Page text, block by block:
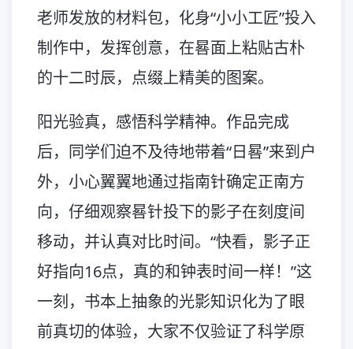
老师发放的材料包，化身“小小工匠”投入
制作中，发挥创意，在晷面上粘贴古朴
的十二时辰，点缀上精美的图案。
阳光验真，感悟科学精神。作品完成
后，同学们迫不及待地带着“日晷”来到户
外，小心翼翼地通过指南针确定正南方
向，仔细观察晷针投下的影子在刻度间
移动，并认真对比时间。“快看，影子正
好指向16点，真的和钟表时间一样！”这
一刻，书本上抽象的光影知识化为了眼
前真切的体验，大家不仅验证了科学原